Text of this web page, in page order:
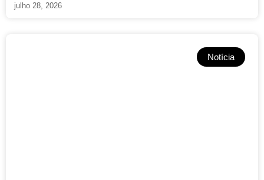
julho 28, 2026
Notícia